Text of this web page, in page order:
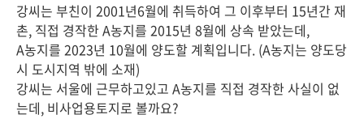
강씨는 부친이 2001년6월에 취득하여 그 이후부터 15년간 재
촌, 직접 경작한 A농지를 2015년 8월에 상속 받았는데,
A농지를 2023년 10월에 양도할 계획입니다. (A농지는 양도당
시 도시지역 밖에 소재)
강씨는 서울에 근무하고있고 A농지를 직접 경작한 사실이 없
는데, 비사업용토지로 볼까요?